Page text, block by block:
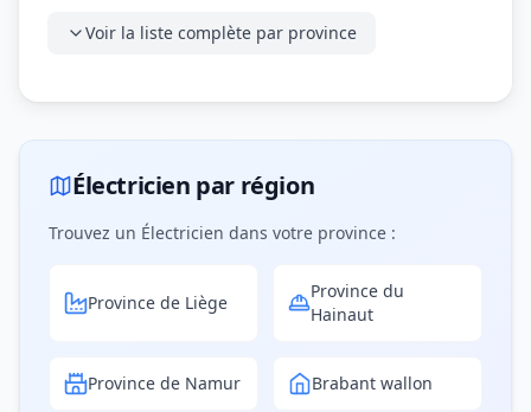
Voir la liste complète par province
Électricien par région
Trouvez un Électricien dans votre province :
Province de Liège
Province du
Hainaut
Province de Namur Brabant wallon